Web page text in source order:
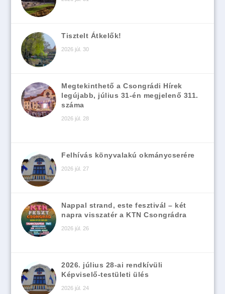
Tisztelt Átkelők!
2026 júl. 30
Megtekinthető a Csongrádi Hírek
legújabb, július 31-én megjelenő 311.
száma
2026 júl. 28
Felhívás könyvalakú okmánycserére
2026 júl. 27
Nappal strand, este fesztivál – két
napra visszatér a KTN Csongrádra
2026 júl. 26
2026. július 28-ai rendkívüli
Képviselő-testületi ülés
2026 júl. 24